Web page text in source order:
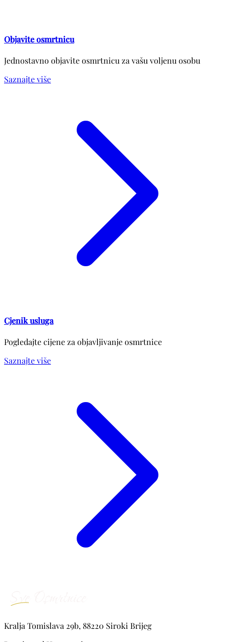
Objavite osmrtnicu
Jednostavno objavite osmrtnicu za vašu voljenu osobu
Saznajte više
Cjenik usluga
Pogledajte cijene za objavljivanje osmrtnice
Saznajte više
Kralja Tomislava 29b, 88220 Siroki Brijeg